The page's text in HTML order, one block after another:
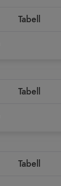
Tabell
Tabell
Tabell